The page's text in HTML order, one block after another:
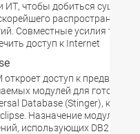
ИТ, чтобы добиться
распространения
Совместные усилия
доступ к Internet
доступ к
модулей для
Database (Stinger),
Назначение модулей -
использующих DB2.